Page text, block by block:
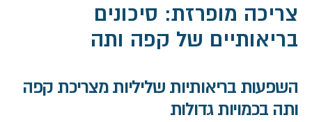
צריכה מופרזת: סיכונים
בריאותיים של קפה ותה
השפעות בריאותיות שליליות מצריכת קפה
ותה בכמויות גדולות